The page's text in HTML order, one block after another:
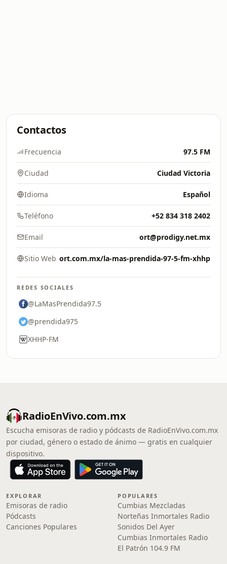
Contactos
Frecuencia 97.5 FM
Ciudad Ciudad Victoria
Idioma Español
Teléfono +52 834 318 2402
Email ort@prodigy.net.mx
Sitio Web ort.com.mx/la-mas-prendida-97-5-fm-xhhp
REDES SOCIALES
@LaMasPrendida97.5
@prendida975
XHHP-FM
RadioEnVivo.com.mx
Escucha emisoras de radio y pódcasts de RadioEnVivo.com.mx
por ciudad, género o estado de ánimo — gratis en cualquier
dispositivo.
EXPLORAR
Emisoras de radio
Pódcasts
Canciones Populares
POPULARES
Cumbias Mezcladas
Norteñas Inmortales Radio
Sonidos Del Ayer
Cumbias Inmortales Radio
El Patrón 104.9 FM